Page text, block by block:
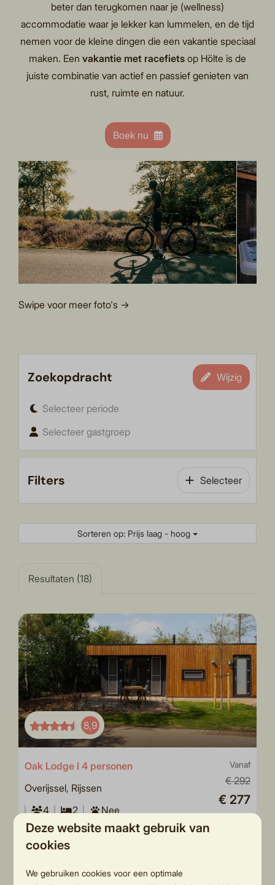
beter dan terugkomen naar je (wellness)
accommodatie waar je lekker kan lummelen, en de tijd
nemen voor de kleine dingen die een vakantie speciaal
maken. Een vakantie met racefiets op Hölte is de
juiste combinatie van actief en passief genieten van
rust, ruimte en natuur.
Boek nu
Swipe voor meer foto's →
Zoekopdracht Wijzig
Selecteer periode
Selecteer gastgroep
Filters Selecteer
Sorteren op: Prijs laag - hoog
Resultaten (18)
8,9
Vanaf
€ 292
€ 277
2 personen
Oak Lodge I 4 personen
Overijssel, Rijssen
4
2
Nee
Modern vakantiehuisje
Slapen in de natuur
Ruim plekje
Deze website maakt gebruik van
cookies
We gebruiken cookies voor een optimale